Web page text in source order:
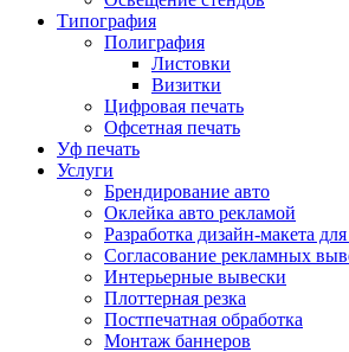
Типография
Полиграфия
Листовки
Визитки
Цифровая печать
Офсетная печать
Уф печать
Услуги
Брендирование авто
Оклейка авто рекламой
Разработка дизайн-макета
Согласование рекламных
Интерьерные вывески
Плоттерная резка
Постпечатная обработка
Монтаж баннеров